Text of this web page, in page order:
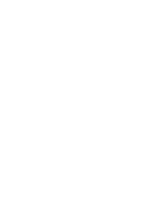
VIE QUOTIDIENNE D'HIER,